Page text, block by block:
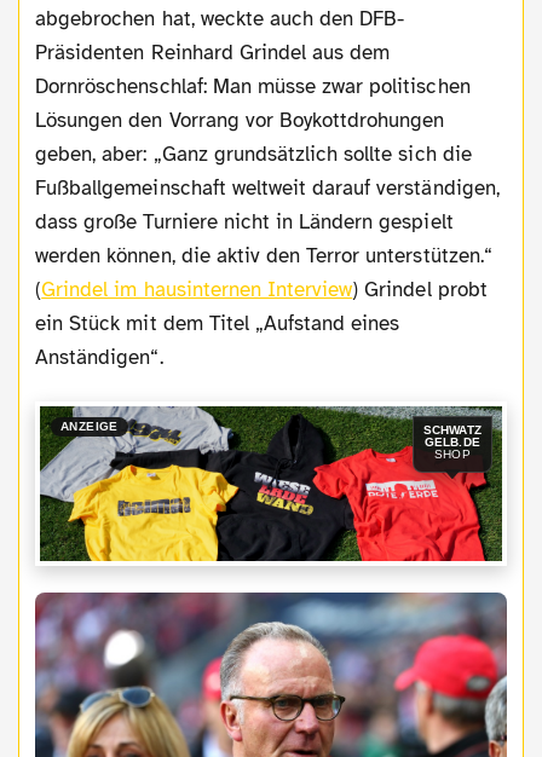
abgebrochen hat, weckte auch den DFB-
Präsidenten Reinhard Grindel aus dem
Dornröschenschlaf: Man müsse zwar politischen
Lösungen den Vorrang vor Boykottdrohungen
geben, aber: „Ganz grundsätzlich sollte sich die
Fußballgemeinschaft weltweit darauf verständigen,
dass große Turniere nicht in Ländern gespielt
werden können, die aktiv den Terror unterstützen.“
(Grindel im hausinternen Interview) Grindel probt
ein Stück mit dem Titel „Aufstand eines
Anständigen“.
ANZEIGE
SCHWATZ
GELB.DE
SHOP